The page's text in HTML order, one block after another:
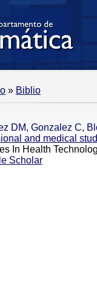
» Biblio
DM, Gonzalez C,
and medical
In Health
Scholar